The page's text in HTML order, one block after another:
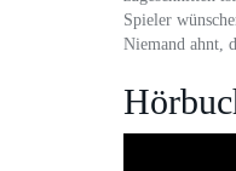
Spieler
Niemand ahnt,